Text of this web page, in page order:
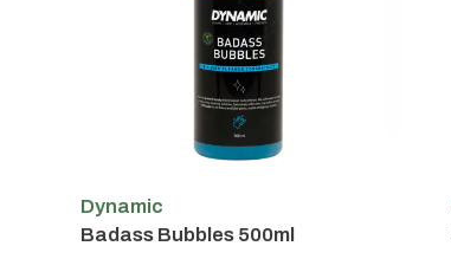
Dynamic
Badass Bubbles 500ml